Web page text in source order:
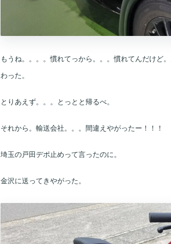
もうね。。。。慣れてっから。。。慣れてんだけど
わった。
とりあえず。。。とっとと帰るべ。
それから。輸送会社。。。間違えやがったー！！！
埼玉の戸田デポ止めって言ったのに。
金沢に送ってきやがった。